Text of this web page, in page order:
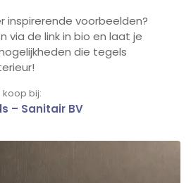
inspirerende voorbeelden?
via de link in bio en laat je
die tegels
bij:
– Sanitair BV